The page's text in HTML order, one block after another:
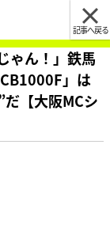
記事へ戻る
ゃん！」鉄馬
」は
【大阪MCシ